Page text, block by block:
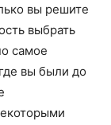
вы решите
выбрать
самое
вы были до